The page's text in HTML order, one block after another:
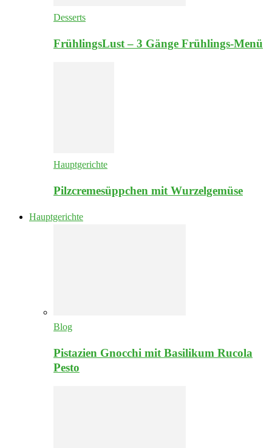
Desserts
FrühlingsLust – 3 Gänge Frühlings-Menü
Hauptgerichte
Pilzcremesüppchen mit Wurzelgemüse
Hauptgerichte
Blog
Pistazien Gnocchi mit Basilikum Rucola
Pesto